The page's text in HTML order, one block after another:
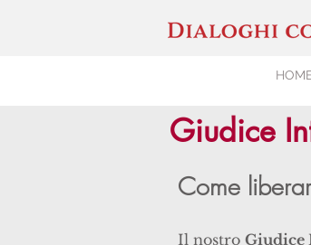
Giudice
Come
Il nostro Giudice